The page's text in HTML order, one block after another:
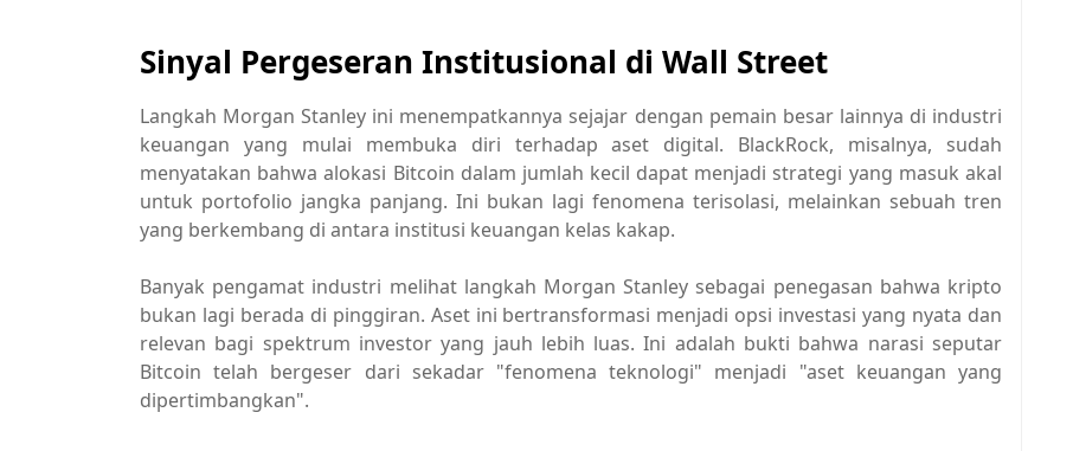
Sinyal Pergeseran Institusional di Wall Street
Langkah Morgan Stanley ini menempatkannya sejajar dengan pemain besar lainnya di industri
keuangan yang mulai membuka diri terhadap aset digital. BlackRock, misalnya, sudah
menyatakan bahwa alokasi Bitcoin dalam jumlah kecil dapat menjadi strategi yang masuk akal
untuk portofolio jangka panjang. Ini bukan lagi fenomena terisolasi, melainkan sebuah tren
yang berkembang di antara institusi keuangan kelas kakap.
Banyak pengamat industri melihat langkah Morgan Stanley sebagai penegasan bahwa kripto
bukan lagi berada di pinggiran. Aset ini bertransformasi menjadi opsi investasi yang nyata dan
relevan bagi spektrum investor yang jauh lebih luas. Ini adalah bukti bahwa narasi seputar
Bitcoin telah bergeser dari sekadar "fenomena teknologi" menjadi "aset keuangan yang
dipertimbangkan".